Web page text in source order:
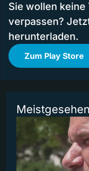
Sie wollen
verpassen?
herunterladen.
Zum Play Store
Meistgesehen